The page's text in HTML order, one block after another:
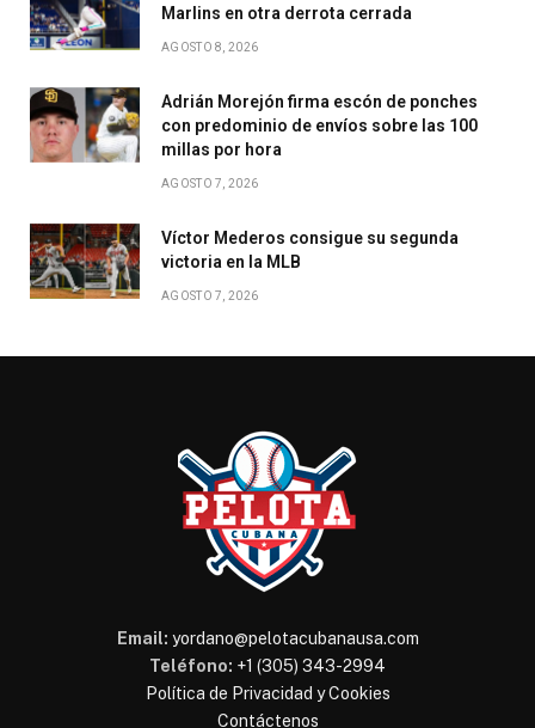
Marlins en otra derrota cerrada
AGOSTO 8, 2026
Adrián Morejón firma escón de ponches
con predominio de envíos sobre las 100
millas por hora
AGOSTO 7, 2026
Víctor Mederos consigue su segunda
victoria en la MLB
AGOSTO 7, 2026
Email: yordano@pelotacubanausa.com
Teléfono: +1 (305) 343-2994
Política de Privacidad y Cookies
Contáctenos